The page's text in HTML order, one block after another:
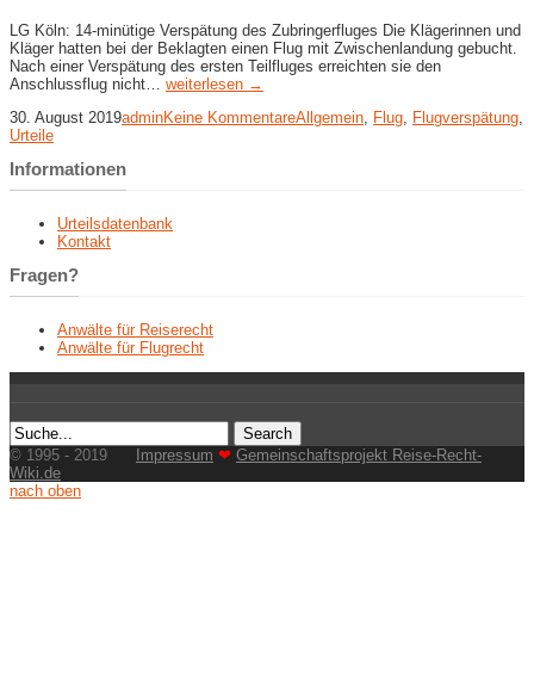
LG Köln: 14-minütige Verspätung des Zubringerfluges Die Klägerinnen und
Kläger hatten bei der Beklagten einen Flug mit Zwischenlandung gebucht.
Nach einer Verspätung des ersten Teilfluges erreichten sie den
Anschlussflug nicht… weiterlesen →
30. August 2019adminKeine KommentareAllgemein, Flug, Flugverspätung,
Urteile
Informationen
Urteilsdatenbank
Kontakt
Fragen?
Anwälte für Reiserecht
Anwälte für Flugrecht
© 1995 - 2019 Impressum ❤ Gemeinschaftsprojekt Reise-Recht-
Wiki.de
nach oben